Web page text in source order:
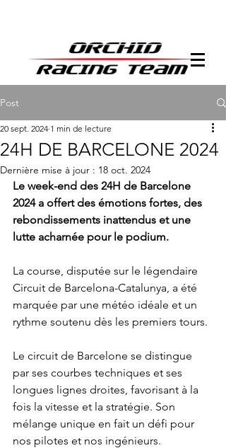
Post
24H DE BARCELONE 2024
20 sept. 2024 1 min de lecture
Dernière mise à jour : 18 oct. 2024
Le week-end des 24H de Barcelone
2024 a offert des émotions fortes, des
rebondissements inattendus et une
lutte acharnée pour le podium.
La course, disputée sur le légendaire
Circuit de Barcelona-Catalunya, a été
marquée par une météo idéale et un
rythme soutenu dès les premiers tours.
Le circuit de Barcelone se distingue
par ses courbes techniques et ses
longues lignes droites, favorisant à la
fois la vitesse et la stratégie. Son
mélange unique en fait un défi pour
nos pilotes et nos ingénieurs.